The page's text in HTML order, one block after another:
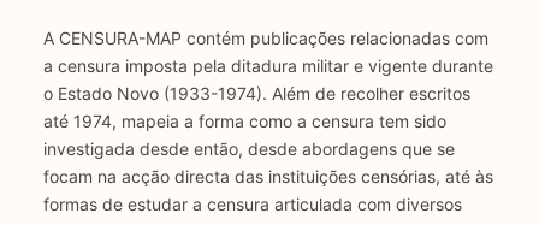
A CENSURA-MAP contém publicações relacionadas com
a censura imposta pela ditadura militar e vigente durante
o Estado Novo (1933-1974). Além de recolher escritos
até 1974, mapeia a forma como a censura tem sido
investigada desde então, desde abordagens que se
focam na acção directa das instituições censórias, até às
formas de estudar a censura articulada com diversos